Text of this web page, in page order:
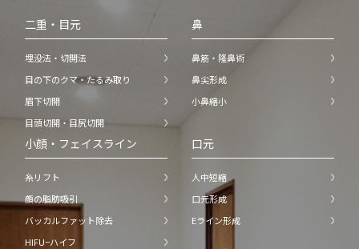
二重・目元
埋没法・切開法
目の下のクマ・たるみ取り
眉下切開
目頭切開・目尻切開
鼻
鼻筋・隆鼻術
鼻尖形成
小鼻縮小
小顔・フェイスライン
糸リフト
顔の脂肪吸引
バッカルファット除去
HIFU−ハイフ
口元
人中短縮
口元形成
Eライン形成